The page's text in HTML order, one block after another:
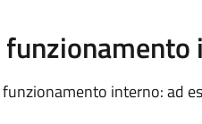
interno: ad